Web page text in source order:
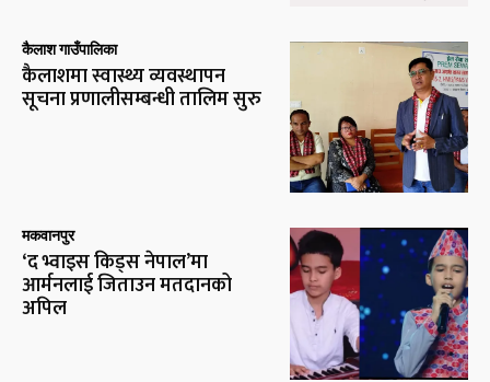
कैलाश गाउँपालिका
कैलाशमा स्वास्थ्य व्यवस्थापन
सूचना प्रणालीसम्बन्धी तालिम सुरु
मकवानपुर
‘द भ्वाइस किड्स नेपाल’मा
आर्मनलाई जिताउन मतदानको
अपिल